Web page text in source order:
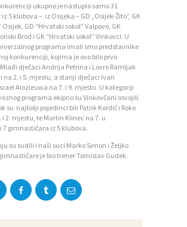
ukupno je nastupio samo 31
5 klubova – iz Osijeka – GD „Osijek-Žito”, GK
Osijek, GD “Hrvatski sokol” Valpovo, GK
Brod i GK “Hrvatski sokol” Vinkovci. U
programa imali smo predstavnike
konkurenciji, kojima je ovo bilo prvo
dječaci Andrija Petrina i Lovro Ramljak
na 2. i 5. mjestu, a stariji dječaci Ivan
Alozieuwa na 7. i 9. mjestu. U kategoriji
programa ekipno su Vinkovčani osvojili
su najbolji pojedinci bili Patrik Kordić i Roko
i 2. mjestu, te Martin Klinec na 7. u
7 gimnastičara iz 5 klubova.
su sudili i naši suci Marko Simon i Željko
je bio trener Tomislav Gudek.